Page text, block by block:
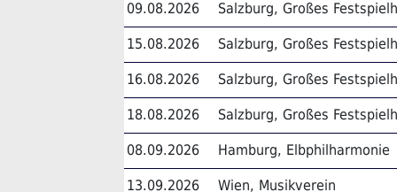
09.08.2026 Salzburg, Großes
15.08.2026 Salzburg, Großes
16.08.2026 Salzburg, Großes
18.08.2026 Salzburg, Großes
08.09.2026 Hamburg, Elbphilharmonie
13.09.2026 Wien, Musikverein